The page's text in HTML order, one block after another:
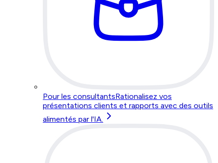
Pour les consultantsRationalisez vos
présentations clients et rapports avec des outils
alimentés par l'IA.